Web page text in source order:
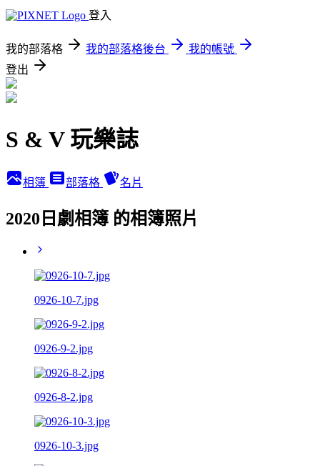
登入
我的部落格 我的部落格後台
我的帳號
登出
S & V 玩樂誌
相簿 部落格 名片
2020日劇相簿 的相簿照片
0926-10-7.jpg
0926-9-2.jpg
0926-8-2.jpg
0926-10-3.jpg